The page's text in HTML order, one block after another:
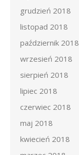
grudzień 2018
listopad 2018
październik 2018
wrzesień 2018
sierpień 2018
lipiec 2018
czerwiec 2018
maj 2018
kwiecień 2018